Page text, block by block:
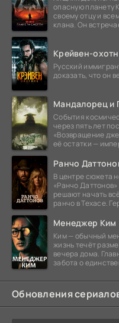
опасную планету
своему отцу и
клана. Он
Крейвен-
Русский
доказать, что он
Мандалорец и
События
через пять лет
«Возвращение
её остатки —
Ранчо
В центре сюжета
«Ранчо
решают начать
ранчо в Техасе.
Менеджер Ким
Ким — обычный
жизнь течёт
вечера дома.
забота о
Обновления